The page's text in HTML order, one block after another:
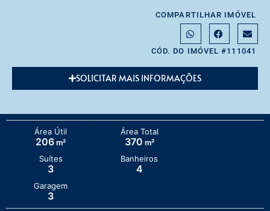
COMPARTILHAR IMÓVEL
CÓD. DO IMÓVEL #111041
SOLICITAR MAIS INFORMAÇÕES
Área Útil
206m²
Área Total
370 m²
Suítes
3
Banheiros
4
Garagem
3